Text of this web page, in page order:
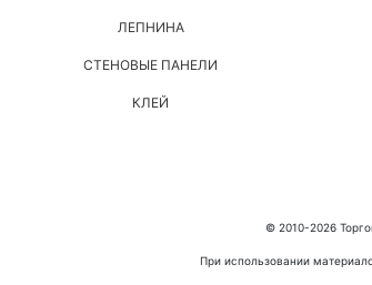
ЛЕПНИНА
СТЕНОВЫЕ ПАНЕЛИ
КЛЕЙ
© 2010-2026
При использовании